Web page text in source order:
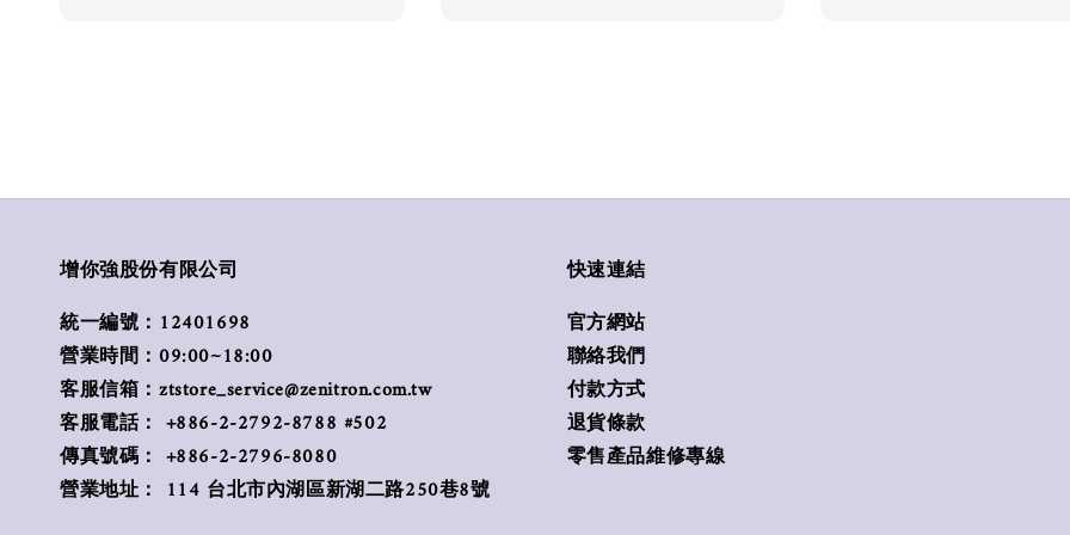
增你強股份有限公司
統一編號：12401698
營業時間：09:00~18:00
客服信箱：ztstore_service@zenitron.com.tw
客服電話： +886-2-2792-8788 #502
傳真號碼： +886-2-2796-8080
營業地址： 114 台北市內湖區新湖二路250巷8號
快速連結
官方網站
聯絡我們
付款方式
退貨條款
零售產品維修專線